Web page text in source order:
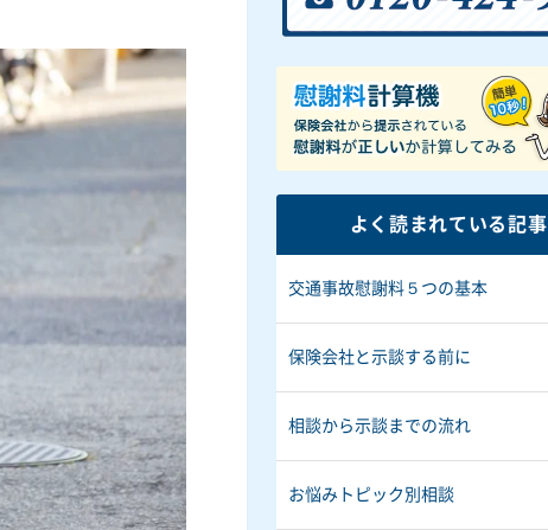
よく読まれている記事
交通事故慰謝料５つの基本
保険会社と示談する前に
相談から示談までの流れ
お悩みトピック別相談